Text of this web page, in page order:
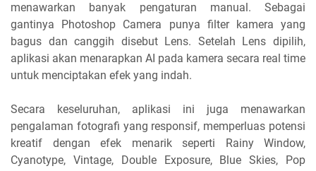
menawarkan banyak pengaturan manual. Sebagai
gantinya Photoshop Camera punya filter kamera yang
bagus dan canggih disebut Lens. Setelah Lens dipilih,
aplikasi akan menarapkan AI pada kamera secara real time
untuk menciptakan efek yang indah.
Secara keseluruhan, aplikasi ini juga menawarkan
pengalaman fotografi yang responsif, memperluas potensi
kreatif dengan efek menarik seperti Rainy Window,
Cyanotype, Vintage, Double Exposure, Blue Skies, Pop